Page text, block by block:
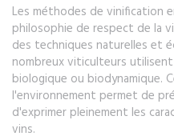
Les méthodes de vinification
philosophie de respect de la
des techniques naturelles et
nombreux viticulteurs
biologique ou biodynamique.
l'environnement permet de
d'exprimer pleinement les
vins.